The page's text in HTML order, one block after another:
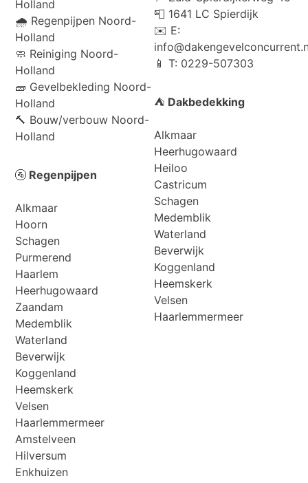
Holland
🌧️ Regenpijpen Noord-
Holland
🧼 Reiniging Noord-
Holland
🧱 Gevelbekleding Noord-
Holland
🔨 Bouw/verbouw Noord-
Holland
🚰 Regenpijpen
Alkmaar
Hoorn
Schagen
Purmerend
Haarlem
Heerhugowaard
Zaandam
Medemblik
Waterland
Beverwijk
Koggenland
Heemskerk
Velsen
Haarlemmermeer
Amstelveen
Hilversum
Enkhuizen
📮 1641 LC Spierdijk
✉️ E:
📱 T: 0229-507303
⛺ Dakbedekking
Alkmaar
Heerhugowaard
Heiloo
Castricum
Schagen
Medemblik
Waterland
Beverwijk
Koggenland
Heemskerk
Velsen
Haarlemmermeer